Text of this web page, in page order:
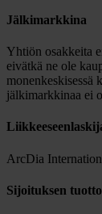
Jälkimarkkina
Yhtiön osakkeita
eivätkä ne ole
monenkeskisessä
jälkimarkkinaa ei
ArcDia
Sijoituksen